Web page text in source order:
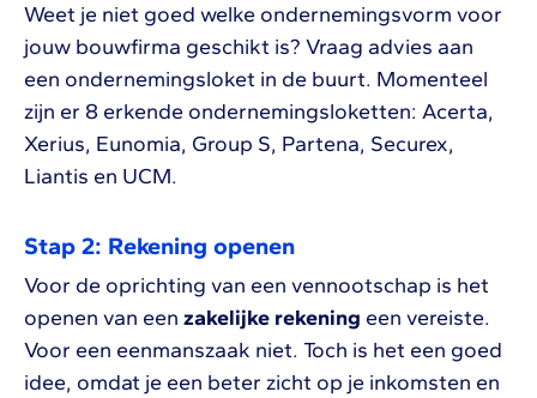
Weet je niet goed welke ondernemingsvorm voor
jouw bouwfirma geschikt is? Vraag advies aan
een ondernemingsloket in de buurt. Momenteel
zijn er 8 erkende ondernemingsloketten: Acerta,
Xerius, Eunomia, Group S, Partena, Securex,
Liantis en UCM.
Stap 2: Rekening openen
Voor de oprichting van een vennootschap is het
openen van een zakelijke rekening een vereiste.
Voor een eenmanszaak niet. Toch is het een goed
idee, omdat je een beter zicht op je inkomsten en